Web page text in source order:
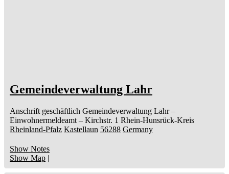
Gemeindeverwaltung Lahr
Anschrift geschäftlich Gemeindeverwaltung Lahr –
Einwohnermeldeamt – Kirchstr. 1 Rhein-Hunsrück-Kreis
Rheinland-Pfalz Kastellaun 56288 Germany
Show Notes
Show Map |